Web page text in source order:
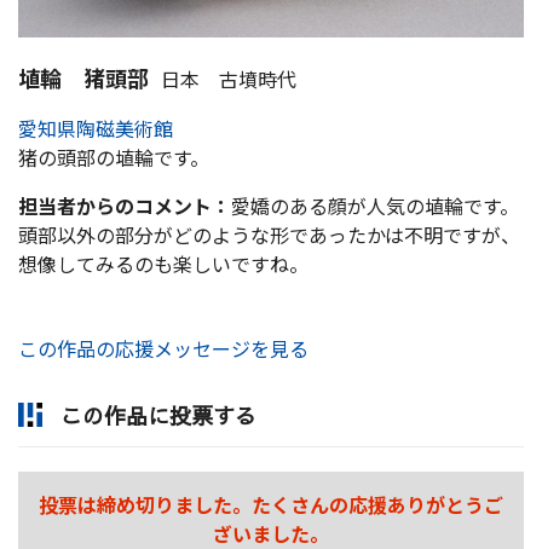
埴輪 猪頭部 日本 古墳時代
愛知県陶磁美術館
猪の頭部の埴輪です。
担当者からのコメント： 愛嬌のある顔が人気の埴輪です。
頭部以外の部分がどのような形であったかは不明ですが、
想像してみるのも楽しいですね。
この作品の応援メッセージを見る
この作品に投票する
投票は締め切りました。たくさんの応援ありがとうご
ざいました。